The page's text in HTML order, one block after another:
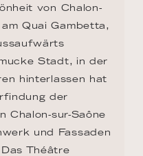
von Chalon-
Quai Gambetta,
Stadt, in der
hinterlassen hat
der
Chalon-sur-Saône
und Fassaden
Théâtre